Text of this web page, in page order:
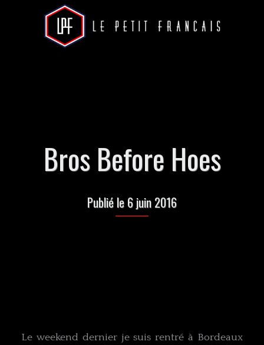
Bros Before Hoes
Publié le 6 juin 2016
Le weekend dernier je suis rentré à Bordeaux